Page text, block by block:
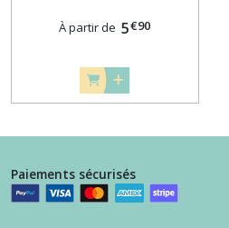
À partir de 5€90
Paiements sécurisés